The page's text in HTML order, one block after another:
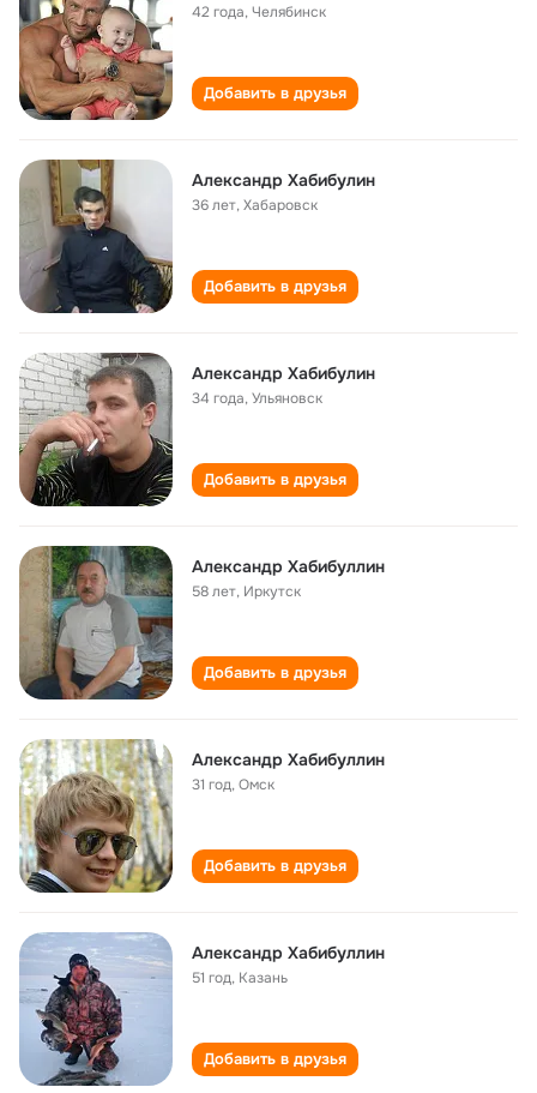
42 года,Челябинск
Добавить в друзья
Александр Хабибулин
36 лет,Хабаровск
Добавить в друзья
Александр Хабибулин
34 года,Ульяновск
Добавить в друзья
Александр Хабибуллин
58 лет, Иркутск
Добавить в друзья
Александр Хабибуллин
31 год,Омск
Добавить в друзья
Александр Хабибуллин
51 год, Казань
Добавить в друзья